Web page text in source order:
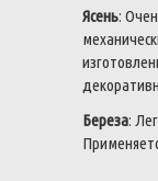
Ясень:
Береза: